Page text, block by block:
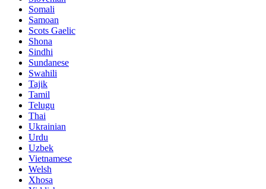
Somali
Samoan
Scots Gaelic
Shona
Sindhi
Sundanese
Swahili
Tajik
Tamil
Telugu
Thai
Ukrainian
Urdu
Uzbek
Vietnamese
Welsh
Xhosa